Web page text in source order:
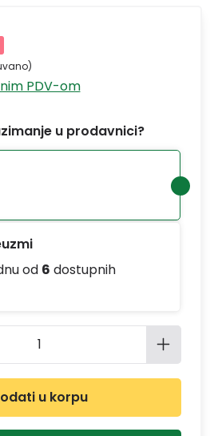
PDV-om
u prodavnici?
od 6 dostupnih
Unesite
u korpu